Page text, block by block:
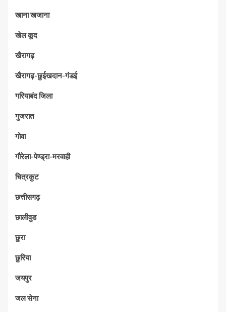
खाना खजाना
खेल कूद
खैरागढ़
खैरागढ़-छुईखदान-गंडई
गरियाबंद जिला
गुजरात
गोवा
गौरेला-पेण्ड्रा-मरवाही
चित्रकुट
छत्तीसगढ़
छालीवुड
छुरा
छुरिया
जयपुर
जल सेना